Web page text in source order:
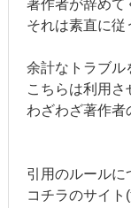
著作者が辞めて
それは素直に従
余計なトラブル
こちらは利用さ
わざわざ著作者
引用のルールに
コチラのサイト